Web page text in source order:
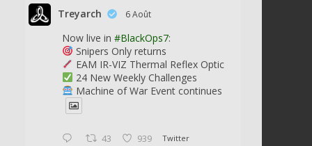
Treyarch 6 Août
Now live in #BlackOps7:
Snipers Only returns
EAM IR-VIZ Thermal Reflex Optic
24 New Weekly Challenges
Machine of War Event continues
43 939 Twitter